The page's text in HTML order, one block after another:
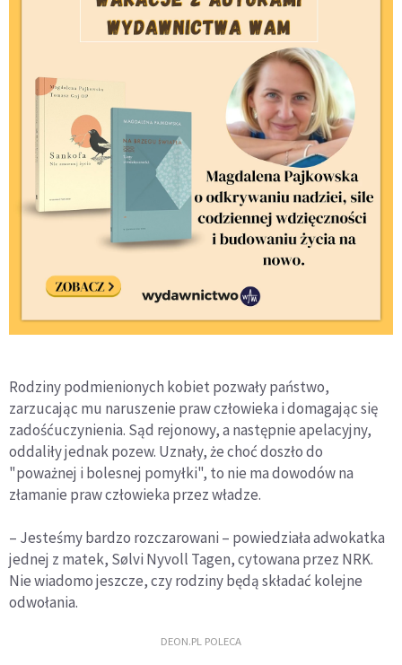
Rodziny podmienionych kobiet pozwały państwo,
zarzucając mu naruszenie praw człowieka i domagając się
zadośćuczynienia. Sąd rejonowy, a następnie apelacyjny,
oddaliły jednak pozew. Uznały, że choć doszło do
"poważnej i bolesnej pomyłki", to nie ma dowodów na
złamanie praw człowieka przez władze.
– Jesteśmy bardzo rozczarowani – powiedziała adwokatka
jednej z matek, Sølvi Nyvoll Tagen, cytowana przez NRK.
Nie wiadomo jeszcze, czy rodziny będą składać kolejne
odwołania.
DEON.PL POLECA